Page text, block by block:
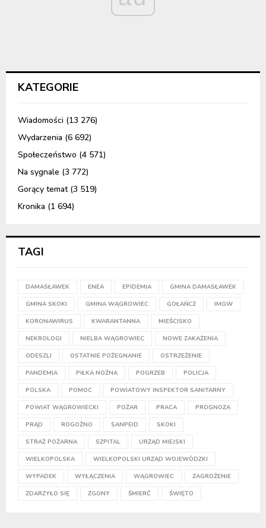
KATEGORIE
Wiadomości (13 276)
Wydarzenia (6 692)
Społeczeństwo (4 571)
Na sygnale (3 772)
Gorący temat(3 519)
Kronika (1 694)
TAGI
DAMASŁAWEK ENEA EPIDEMIA GMINA DAMASŁAWEK
GMINA SKOKI GMINA WĄGROWIEC GOŁAŃCZ IMGW
KORONAWIRUS KWARANTANNA MIEŚCISKO
NEKROLOGI NIELBA WĄGROWIEC NOWE ZAKAŻENIA
ODESZLI OSTATNIE POŻEGNANIE OSTRZEŻENIE
PANDEMIA PIŁKA NOŻNA POGRZEB POLICJA
POLSKA POMOC POWIATOWY INSPEKTOR SANITARNY
POWIAT WĄGROWIECKI POŻAR PRACA PROGNOZA
PRĄD ROGOŹNO SANPEID SKOKI
STRAŻ POŻARNA SZPITAL URZĄD MIEJSKI
WIELKOPOLSKA WIELKOPOLSKI URZĄD WOJEWÓDZKI
WYPADEK WYŁĄCZENIA WĄGROWIEC ZAGROŻENIE
ZDARZYŁO SIĘ ZGONY ŚMIERĆ ŚWIĘTO